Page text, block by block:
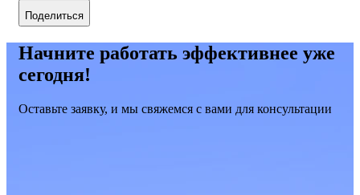
Поделиться
Начните работать эффективнее уже
сегодня!
Оставьте заявку, и мы свяжемся с вами для консультации